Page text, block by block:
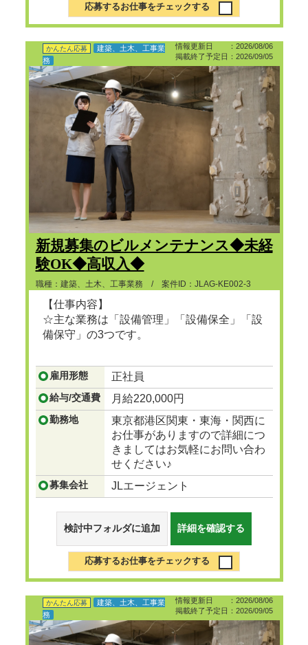
応募するお仕事をチェックする
情報更新日 ：2026/08/06
掲載終了予定日：2026/09/05
かんたん応募
建築、土木、工事業
務
新規募集のビルメンテナンス◆未経
験OK◆高収入◆
職種：建築、土木、工事業務 / 案件ID：JLAG-KE002-3
【仕事内容】
☆主な業務は「設備管理」「設備保全」「設
備保守」の3つです。
...つづきを見る
雇用形態 正社員
給与/交通費 月給220,000円
勤務地
東京都港区関東・東海・関西に
お仕事がありますので詳細につ
きましてはお気軽にお問い合わ
せください♪
募集会社 JLエージェント
検討中フォルダに追加 詳細を確認する
応募するお仕事をチェックする
情報更新日 ：2026/08/06
掲載終了予定日：2026/09/05
かんたん応募
建築、土木、工事業
務